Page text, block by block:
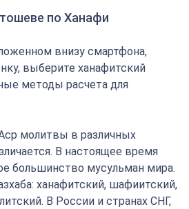
по Ханафи
внизу смартфона,
выберите ханафитский
методы расчета для
молитвы в различных
В настоящее время
большинство мусульман мира.
ханафитский, шафиитский,
В России и странах СНГ,